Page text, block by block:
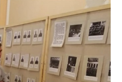
и требования
обеспечение и
процесса.